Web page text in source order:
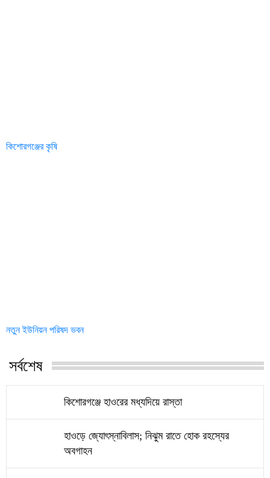
কিশোরগঞ্জের কৃষি
নতুন ইউনিয়ন পরিষদ ভবন
সর্বশেষ
কিশোরগঞ্জে হাওরের মধ্যদিয়ে রাস্তা
হাওড়ে জ্যোৎস্নাবিলাস; নিঝুম রাতে হোক রহস্যের
অবগাহন